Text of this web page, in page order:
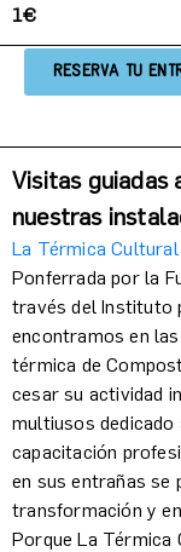
1€
RESERVA TU
Visitas guiadas
nuestras
La Térmica Cultural
Ponferrada por la
través del Instituto
encontramos en
térmica de
cesar su actividad
multiusos
capacitación
en sus entrañas se
transformación y
Porque La Térmica